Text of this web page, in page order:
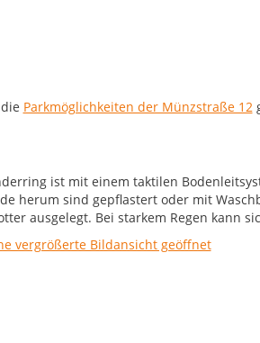
Parkmöglichkeiten der Münzstraße 12
ist mit einem taktilen
herum sind gepflastert oder mit
ausgelegt. Bei starkem Regen kann